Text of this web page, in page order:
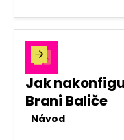
Jak
Brani Baliče
Návod
